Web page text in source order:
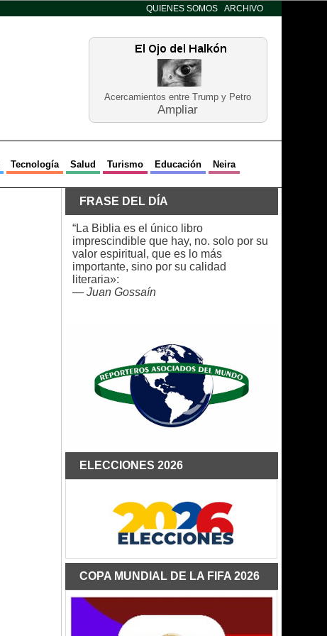
QUIENES SOMOS ARCHIVO
Acercamientos entre Trump y Petro
Ampliar
Tecnología Salud Turismo Educación Neira
FRASE DEL DÍA
“La Biblia es el único libro
imprescindible que hay, no. solo por su
valor espiritual, que es lo más
importante, sino por su calidad
literaria»:
— Juan Gossaín
ELECCIONES 2026
COPA MUNDIAL DE LA FIFA 2026